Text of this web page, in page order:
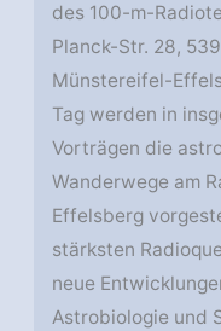
des 100-m-
Planck-Str. 28,
Münstereifel-
Tag werden in
Vorträgen die
Wanderwege am
Effelsberg
stärksten
neue
Astrobiologie und